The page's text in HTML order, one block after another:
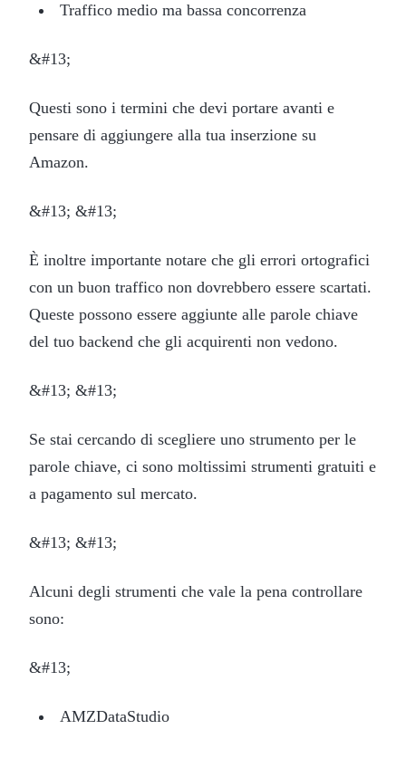
Traffico medio ma bassa concorrenza
&#13;
Questi sono i termini che devi portare avanti e
pensare di aggiungere alla tua inserzione su
Amazon.
&#13; &#13;
È inoltre importante notare che gli errori ortografici
con un buon traffico non dovrebbero essere scartati.
Queste possono essere aggiunte alle parole chiave
del tuo backend che gli acquirenti non vedono.
&#13; &#13;
Se stai cercando di scegliere uno strumento per le
parole chiave, ci sono moltissimi strumenti gratuiti e
a pagamento sul mercato.
&#13; &#13;
Alcuni degli strumenti che vale la pena controllare
sono:
&#13;
AMZDataStudio